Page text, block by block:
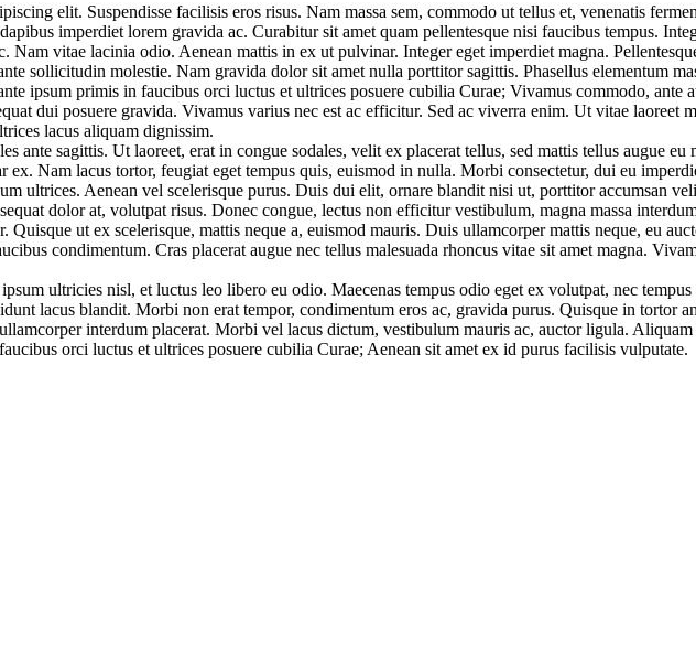
elit. Suspendisse facilisis eros risus. Nam massa sem, commodo ut tellus et, venenatis
imperdiet lorem gravida ac. Curabitur sit amet quam pellentesque nisi faucibus tempus.
Nam vitae lacinia odio. Aenean mattis in ex ut pulvinar. Integer eget imperdiet magna.
sollicitudin molestie. Nam gravida dolor sit amet nulla porttitor sagittis. Phasellus elementum
ipsum primis in faucibus orci luctus et ultrices posuere cubilia Curae; Vivamus commodo,
dui posuere gravida. Vivamus varius nec est ac efficitur. Sed ac viverra enim. Ut vitae laoreet
lacus aliquam dignissim.
ante sagittis. Ut laoreet, erat in congue sodales, velit ex placerat tellus, sed mattis tellus augue
ex. Nam lacus tortor, feugiat eget tempus quis, euismod in nulla. Morbi consectetur, dui eu
ultrices. Aenean vel scelerisque purus. Duis dui elit, ornare blandit nisi ut, porttitor accumsan
dolor at, volutpat risus. Donec congue, lectus non efficitur vestibulum, magna massa
Quisque ut ex scelerisque, mattis neque a, euismod mauris. Duis ullamcorper mattis neque, eu
condimentum. Cras placerat augue nec tellus malesuada rhoncus vitae sit amet magna.
ultricies nisl, et luctus leo libero eu odio. Maecenas tempus odio eget ex volutpat, nec
lacus blandit. Morbi non erat tempor, condimentum eros ac, gravida purus. Quisque in tortor
interdum placerat. Morbi vel lacus dictum, vestibulum mauris ac, auctor ligula.
orci luctus et ultrices posuere cubilia Curae; Aenean sit amet ex id purus facilisis vulputate.